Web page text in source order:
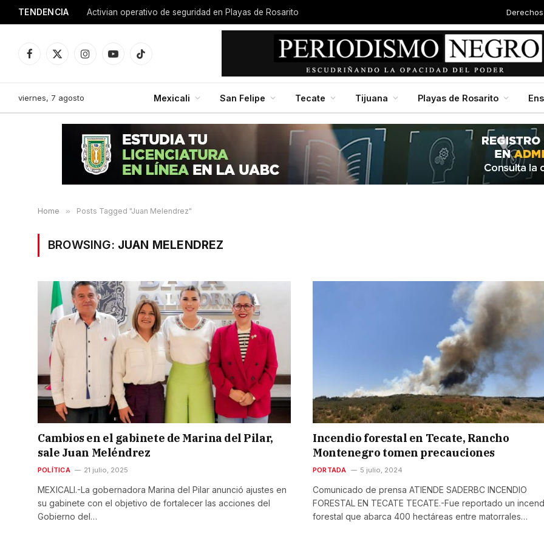
Autor
Facebook
X
InstagramYouTubeTikTok
viernes, 7 agosto Mexicali San Felipe Tecate Tijuana Playas de Rosarito
Home » Posts Tagged "Juan Melendrez"
BROWSING: JUAN MELENDREZ
Cambios en el gabinete de Marina del Pilar,
sale Juan Meléndrez
POLÍTICA 21 julio, 2025
MEXICALI.-La gobernadora Marina del Pilar anunció ajustes en
su gabinete con el objetivo de fortalecer las acciones del
Gobierno del…
Incendio forestal en Tecate, Rancho
Montenegro tomen precauciones
PORTADA 5 julio, 2024
Comunicado de prensa ATIENDE SADERBC INCENDIO
FORESTAL EN TECATE TECATE.-Fue reportado un
forestal que abarca 400 hectáreas entre matorrales…